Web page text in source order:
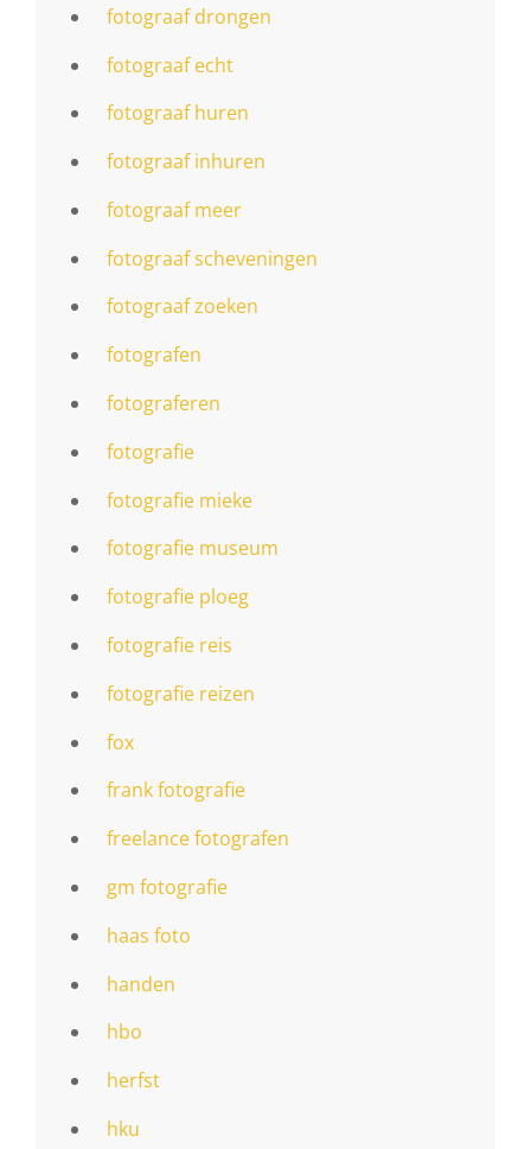
fotograaf drongen
fotograaf echt
fotograaf huren
fotograaf inhuren
fotograaf meer
fotograaf scheveningen
fotograaf zoeken
fotografen
fotograferen
fotografie
fotografie mieke
fotografie museum
fotografie ploeg
fotografie reis
fotografie reizen
fox
frank fotografie
freelance fotografen
gm fotografie
haas foto
handen
hbo
herfst
hku